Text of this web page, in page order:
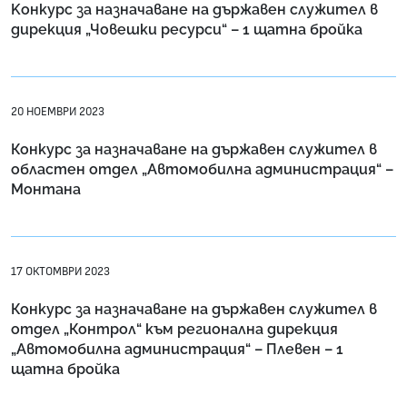
Kонкурс за назначаване на държавен служител в
дирекция „Човешки ресурси“ – 1 щатна бройка
20 НОЕМВРИ 2023
Конкурс за назначаване на държавен служител в
областен отдел „Автомобилна администрация“ –
Монтана
17 ОКТОМВРИ 2023
Конкурс за назначаване на държавен служител в
отдел „Контрол“ към регионална дирекция
„Автомобилна администрация“ – Плевен – 1
щатна бройка